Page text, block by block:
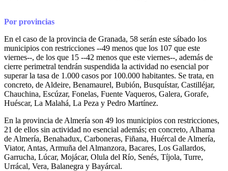
Por provincias
En el caso de la provincia de Granada, 58 serán este sábado los
municipios con restricciones --49 menos que los 107 que este
viernes--, de los que 15 --42 menos que este viernes--, además de
cierre perimetral tendrán suspendida la actividad no esencial por
superar la tasa de 1.000 casos por 100.000 habitantes. Se trata, en
concreto, de Aldeire, Benamaurel, Bubión, Busquístar, Castilléjar,
Chauchina, Escúzar, Fonelas, Fuente Vaqueros, Galera, Gorafe,
Huéscar, La Malahá, La Peza y Pedro Martínez.
En la provincia de Almería son 49 los municipios con restricciones,
21 de ellos sin actividad no esencial además; en concreto, Alhama
de Almería, Benahadux, Carboneras, Fiñana, Huércal de Almería,
Viator, Antas, Armuña del Almanzora, Bacares, Los Gallardos,
Garrucha, Lúcar, Mojácar, Olula del Río, Senés, Tíjola, Turre,
Urrácal, Vera, Balanegra y Bayárcal.